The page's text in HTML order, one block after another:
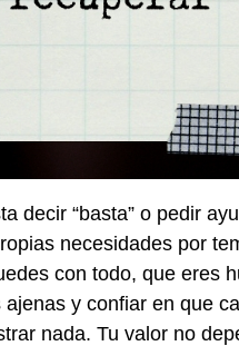
decir “basta” o pedir
necesidades por
con todo, que eres
y confiar en que
nada. Tu valor no